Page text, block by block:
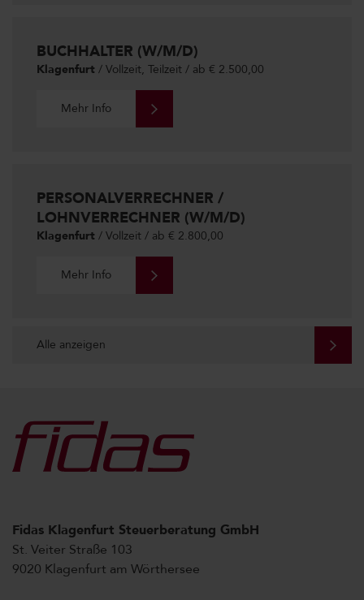
BUCHHALTER (W/M/D)
Klagenfurt / Vollzeit, Teilzeit / ab € 2.500,00
Mehr Info
PERSONALVERRECHNER /
LOHNVERRECHNER (W/M/D)
Klagenfurt / Vollzeit / ab € 2.800,00
Mehr Info
Alle anzeigen
Fidas Klagenfurt Steuerberatung GmbH
St. Veiter Straße 103
9020 Klagenfurt am Wörthersee